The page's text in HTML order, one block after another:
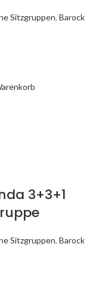
Sitzgruppen, Barock
3+3+1
Sitzgruppen, Barock